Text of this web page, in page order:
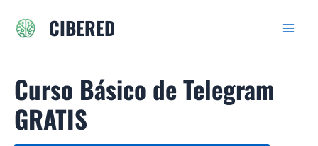
CIBERED
Curso Básico de Telegram
GRATIS